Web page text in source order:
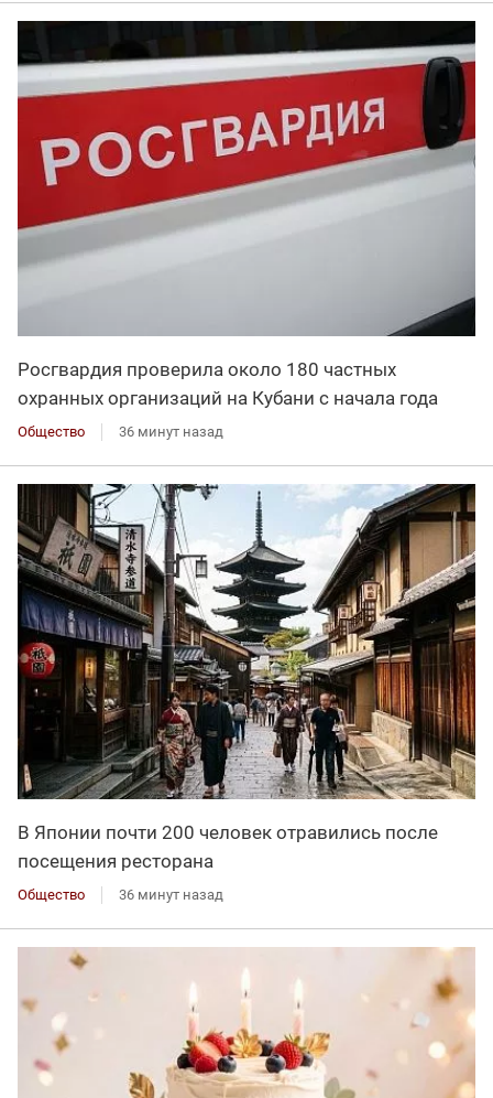
Росгвардия проверила около 180 частных
охранных организаций на Кубани с начала года
Общество 36 минут назад
В Японии почти 200 человек отравились после
посещения ресторана
Общество 36 минут назад